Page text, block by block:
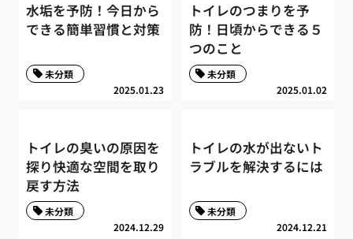
水垢を予防！今日から
できる簡単習慣と対策
2025.01.23
未分類
トイレのつまりを予
防！日頃からできる５
つのこと
2025.01.02
未分類
トイレの臭いの原因を
探り快適な空間を取り
戻す方法
2024.12.29
未分類
トイレの水が出ないト
ラブルを解決するには
2024.12.21
未分類